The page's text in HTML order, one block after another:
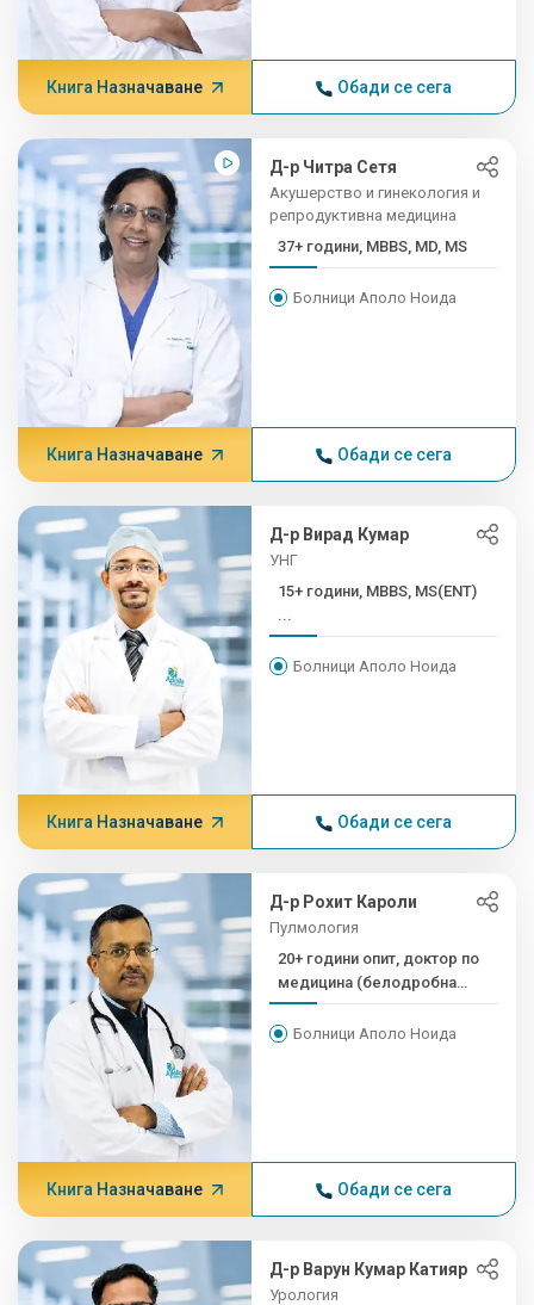
Книга Назначаване Обади се сега
Д-р Читра Сетя
Акушерство и гинекология и
репродуктивна медицина
37+ години, MBBS, MD, MS
Болници Аполо Ноида
Книга Назначаване Обади се сега
Д-р Вирад Кумар
УНГ
15+ години, MBBS, MS(ENT)
...
Болници Аполо Ноида
Книга Назначаване Обади се сега
Д-р Рохит Кароли
Пулмология
20+ години опит, доктор по
медицина (белодробна
медицина...
Болници Аполо Ноида
Книга Назначаване Обади се сега
Д-р Варун Кумар Катияр
Урология